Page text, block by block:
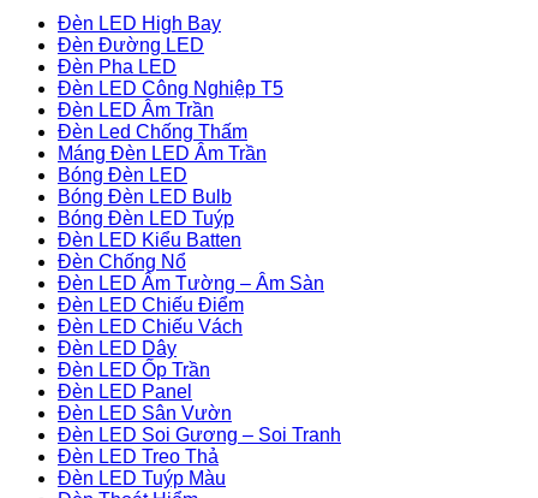
Đèn LED High Bay
Đèn Đường LED
Đèn Pha LED
Đèn LED Công Nghiệp T5
Đèn LED Âm Trần
Đèn Led Chống Thấm
Máng Đèn LED Âm Trần
Bóng Đèn LED
Bóng Đèn LED Bulb
Bóng Đèn LED Tuýp
Đèn LED Kiểu Batten
Đèn Chống Nổ
Đèn LED Âm Tường – Âm Sàn
Đèn LED Chiếu Điểm
Đèn LED Chiếu Vách
Đèn LED Dây
Đèn LED Ốp Trần
Đèn LED Panel
Đèn LED Sân Vườn
Đèn LED Soi Gương – Soi Tranh
Đèn LED Treo Thả
Đèn LED Tuýp Màu